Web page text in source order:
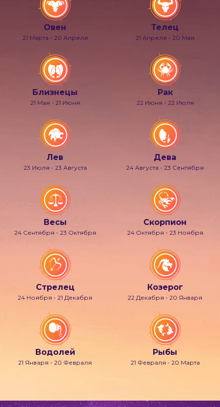
Овен
21 Марта - 20 Апреля
Телец
21 Апреля - 20 Мая
Близнецы
21 Мая - 21 Июня
Рак
22 Июня - 22 Июля
Лев
23 Июля - 23 Августа
Дева
24 Августа - 23 Сентября
Весы
24 Сентября - 23 Октября
Скорпион
24 Октября - 23 Ноября
Стрелец
24 Ноября - 21 Декабря
Козерог
22 Декабря - 20 Января
Водолей
21 Января - 20 Февраля
Рыбы
21 Февраля - 20 Марта